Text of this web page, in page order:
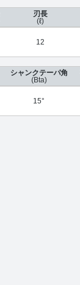
刃長
(ℓ)
12
シャンクテーパ角
(Bta)
15°